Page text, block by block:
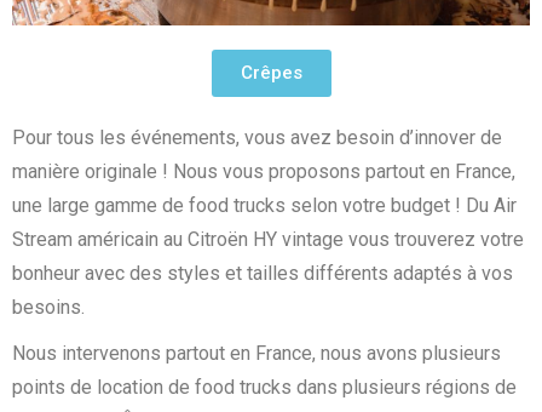
Crêpes
Pour tous les événements, vous avez besoin d’innover de
manière originale ! Nous vous proposons partout en France,
une large gamme de food trucks selon votre budget ! Du Air
Stream américain au Citroën HY vintage vous trouverez votre
bonheur avec des styles et tailles différents adaptés à vos
besoins.
Nous intervenons partout en France, nous avons plusieurs
points de location de food trucks dans plusieurs régions de